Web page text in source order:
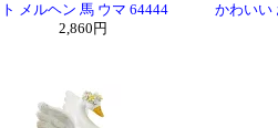
ト メルヘン 馬 ウマ 64444
2,860円
かわいい